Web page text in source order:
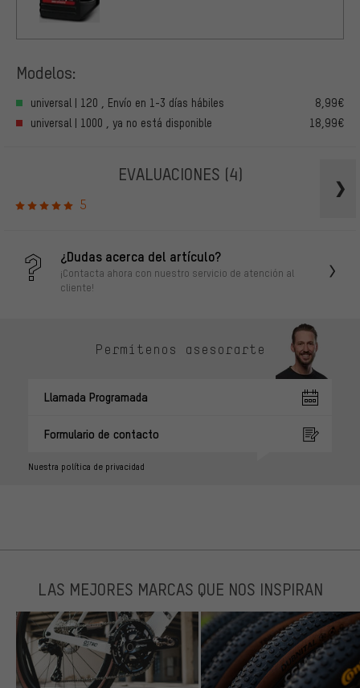
Modelos:
universal | 120 , Envío en 1-3 días hábiles
8,99€
universal | 1000 , ya no está disponible
18,99€
EVALUACIONES (4)
5
¿Dudas acerca del artículo?
¡Contacta ahora con nuestro servicio de atención al
cliente!
Permítenos asesorarte
Llamada Programada
Formulario de contacto
Nuestra política de privacidad
LAS MEJORES MARCAS QUE NOS INSPIRAN